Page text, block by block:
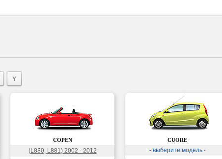
Y
COPEN
(L880, L881) 2002 - 2012
CUORE
- выберите модель -